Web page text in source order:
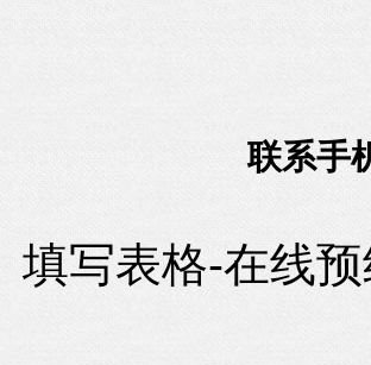
联系手
填写表格-在线